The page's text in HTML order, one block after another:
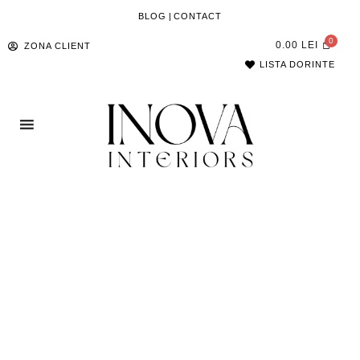
BLOG | CONTACT
ZONA CLIENT 0.00 LEI
LISTA DORINTE